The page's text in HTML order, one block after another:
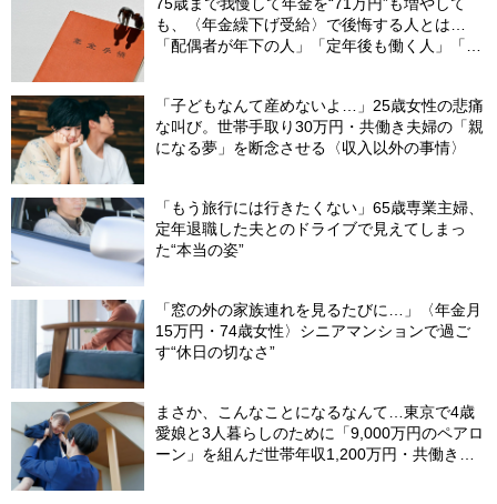
75歳まで我慢して年金を“71万円”も増やして
も、〈年金繰下げ受給〉で後悔する人とは…
「配偶者が年下の人」「定年後も働く人」「特
「子どもなんて産めないよ…」25歳女性の悲痛
な叫び。世帯手取り30万円・共働き夫婦の「親
になる夢」を断念させる〈収入以外の事情〉
「もう旅行には行きたくない」65歳専業主婦、
定年退職した夫とのドライブで見えてしまっ
た“本当の姿”
「窓の外の家族連れを見るたびに…」〈年金月
15万円・74歳女性〉シニアマンションで過ご
す“休日の切なさ”
まさか、こんなことになるなんて…東京で4歳
愛娘と3人暮らしのために「9,000万円のペアロ
ーン」を組んだ世帯年収1,200万円・共働き夫